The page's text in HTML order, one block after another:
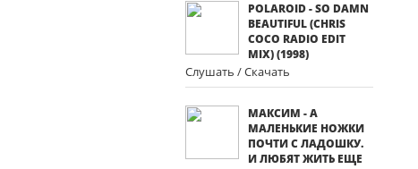
POLAROID - SO DAMN
BEAUTIFUL (CHRIS
COCO RADIO EDIT
MIX) (1998)
Слушать / Скачать
МАКСИМ - А
МАЛЕНЬКИЕ НОЖКИ
ПОЧТИ С ЛАДОШКУ.
И ЛЮБЯТ ЖИТЬ ЕЩЕ